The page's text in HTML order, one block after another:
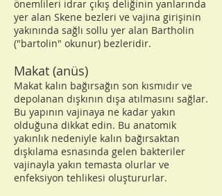
önemlileri idrar çıkış deliğinin yanlarında
yer alan Skene bezleri ve vajina girişinin
yakınında sağlı sollu yer alan Bartholin
("bartolin" okunur) bezleridir.
Makat (anüs)
Makat kalın bağırsağın son kısmıdır ve
depolanan dışkının dışa atılmasını sağlar.
Bu yapının vajinaya ne kadar yakın
olduğuna dikkat edin. Bu anatomik
yakınlık nedeniyle kalın bağırsaktan
dışkılama esnasında gelen bakteriler
vajinayla yakın temasta olurlar ve
enfeksiyon tehlikesi oluştururlar.